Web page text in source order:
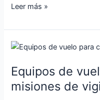
Leer más »
Equipos de
misiones de
Equipos
vuelo
para